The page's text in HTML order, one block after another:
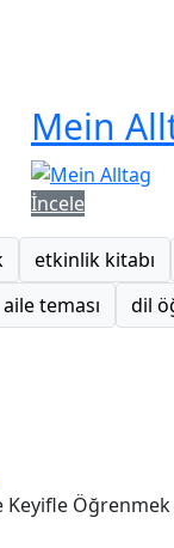
Mein
İncele
etkinlik kitabı
aile teması
dil
Keyifle Öğrenmek